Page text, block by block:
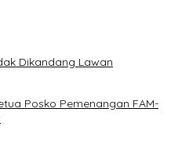
Dikandang Lawan
Posko Pemenangan FAM-